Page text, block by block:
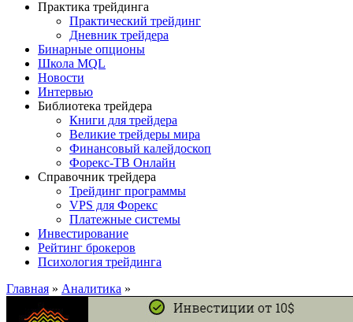
Практика трейдинга
Практический трейдинг
Дневник трейдера
Бинарные опционы
Школа MQL
Новости
Интервью
Библиотека трейдера
Книги для трейдера
Великие трейдеры мира
Финансовый калейдоскоп
Форекс-ТВ Онлайн
Справочник трейдера
Трейдинг программы
VPS для Форекс
Платежные системы
Инвестирование
Рейтинг брокеров
Психология трейдинга
Главная » Аналитика »